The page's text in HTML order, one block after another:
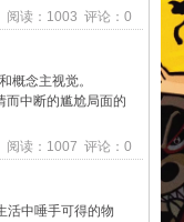
阅读：1003 评论：0
和概念主视觉。
而中断的尴尬局面的
阅读：1007 评论：0
活中唾手可得的物